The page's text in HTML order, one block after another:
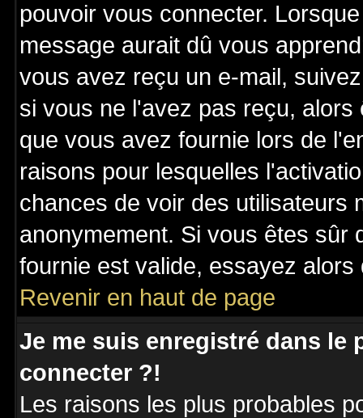
pouvoir vous connecter.
message aurait dû vous
vous avez reçu un e-mail,
si vous ne l'avez pas reçu,
que vous avez fournie lors de
raisons pour lesquelles
chances de voir des utilisateurs
anonymement. Si vous êtes sûr
fournie est valide, essayez
Revenir en haut de page
Je me suis enregistré dans le
connecter ?!
Les raisons les plus probables